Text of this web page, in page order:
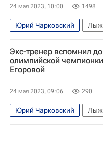
24 мая 2023, 10:00 1498
Юрий Чарковский
Юрий Бородавко
Сборная России по
Авторы РИА Новости Спорт
Интервью РИА Спорт
Экс-тренер вспомнил
олимпийской
Егоровой
24 мая 2023, 09:06 290
Юрий Чарковский
Любовь Егорова